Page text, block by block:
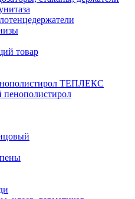
товар
ТЕПЛЕКС
пенополистирол